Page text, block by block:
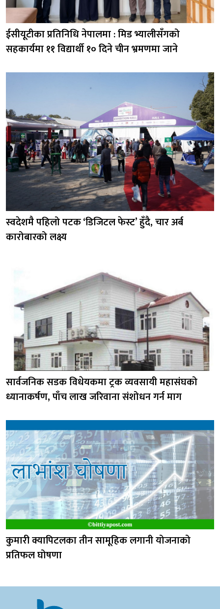
ईसीयूटीका प्रतिनिधि नेपालमा : मिड भ्यालीसँगको
सहकार्यमा ११ विद्यार्थी १० दिने चीन भ्रमणमा जाने
स्वदेशमै पहिलो पटक ‘डिजिटल फेस्ट’ हुँदै, चार अर्ब
कारोबारको लक्ष्य
सार्वजनिक सडक विधेयकमा ट्रक व्यवसायी महासंघको
ध्यानाकर्षण, पाँच लाख जरिवाना संशोधन गर्न माग
कुमारी क्यापिटलका तीन सामूहिक लगानी योजनाको
प्रतिफल घोषणा